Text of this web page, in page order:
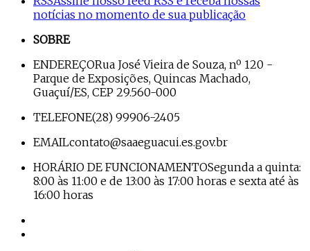
notícias no momento de sua publicação
SOBRE
ENDEREÇORua José Vieira de Souza, nº 120 -
Parque de Exposições, Quincas Machado,
Guaçuí/ES, CEP 29.560-000
TELEFONE(28) 99906-2405
EMAILcontato@saaeguacui.es.gov.br
HORÁRIO DE FUNCIONAMENTOSegunda a quinta:
8:00 às 11:00 e de 13:00 às 17:00 horas e sexta até às
16:00 horas